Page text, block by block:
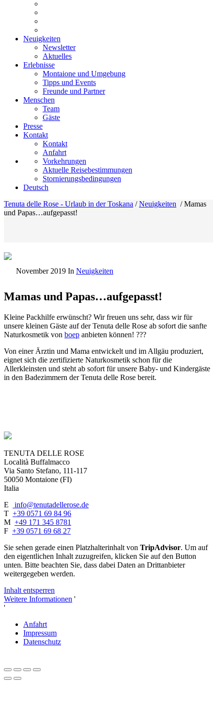
Neuigkeiten
Newsletter
Aktuelles
Erlebnisse
Montaione und Umgebung
Tipps und Events
Freunde und Partner
Menschen
Team
Gäste
Presse
Kontakt
Kontakt
Anfahrt
Vorkehrungen
Aktuelle Reisebestimmungen
Stornierungsbedingungen
Deutsch
Tenuta delle Rose - Urlaub in der Toskana /Neuigkeiten /Mamas
und Papas…aufgepasst!
November 2019 In Neuigkeiten
Mamas und Papas…aufgepasst!
Kleine Packhilfe erwünscht? Wir freuen uns sehr, dass wir für
unsere kleinen Gäste auf der Tenuta delle Rose ab sofort die sanfte
Naturkosmetik von boep anbieten können! ???
Von einer Ärztin und Mama entwickelt und im Allgäu produziert,
eignet sich die zertifizierte Naturkosmetik schon für die
Allerkleinsten und steht ab sofort für unsere Baby- und Kindergäste
in den Badezimmern der Tenuta delle Rose bereit.
TENUTA DELLE ROSE
Località Buffalmacco
Via Santo Stefano, 111-117
50050 Montaione (FI)
Italia
E
info@tenutadellerose.de
T +39 0571 69 84 96
M +49 171 345 8781
F +39 0571 69 68 27
Sie sehen gerade einen Platzhalterinhalt von TripAdvisor. Um auf
den eigentlichen Inhalt zuzugreifen, klicken Sie auf den Button
unten. Bitte beachten Sie, dass dabei Daten an Drittanbieter
weitergegeben werden.
Inhalt entsperren
Weitere Informationen '
'
Anfahrt
Impressum
Datenschutz